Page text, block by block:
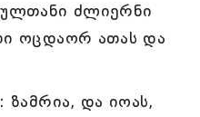
ძლიერნი
ოცდაორ ათას და
ზამრია, და იოას,